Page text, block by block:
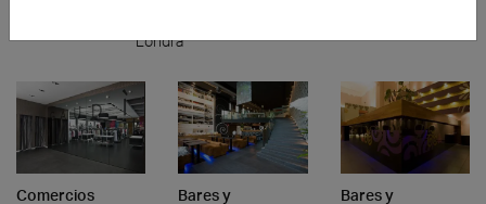
Londra
Comercios
Bares y
Bares y